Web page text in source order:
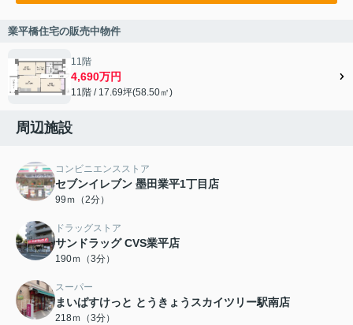
業平橋住宅の販売中物件
11階
4,690万円
11階 / 17.69坪(58.50㎡)
周辺施設
コンビニエンスストア
セブンイレブン 墨田業平1丁目店
99ｍ（2分）
ドラッグストア
サンドラッグ CVS業平店
190ｍ（3分）
スーパー
まいばすけっと とうきょうスカイツリー駅南店
218ｍ（3分）